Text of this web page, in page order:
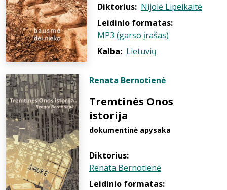
Diktorius: Nijolė Lipeikaitė
Leidinio formatas:
MP3 (garso įrašas)
Kalba: Lietuvių
Renata Bernotienė
Tremtinės Onos
istorija
dokumentinė apysaka
Diktorius:
Renata Bernotienė
Leidinio formatas: